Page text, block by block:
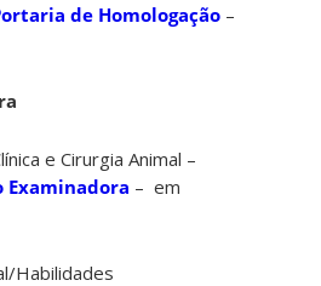
de Homologação –
e Cirurgia Animal –
Examinadora – em
Habilidades